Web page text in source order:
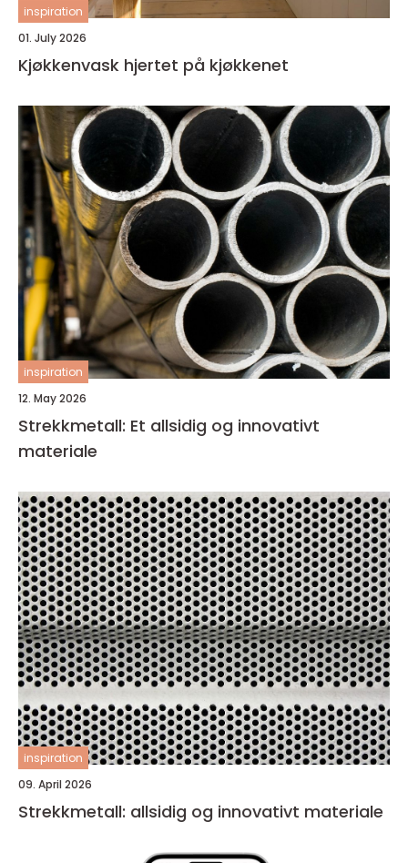
inspiration
01. July 2026
Kjøkkenvask hjertet på kjøkkenet
inspiration
12. May 2026
Strekkmetall: Et allsidig og innovativt
materiale
inspiration
09. April 2026
Strekkmetall: allsidig og innovativt materiale